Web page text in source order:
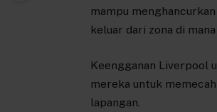
mampu
keluar dari zona di
Keengganan Liverpool
mereka untuk
lapangan.